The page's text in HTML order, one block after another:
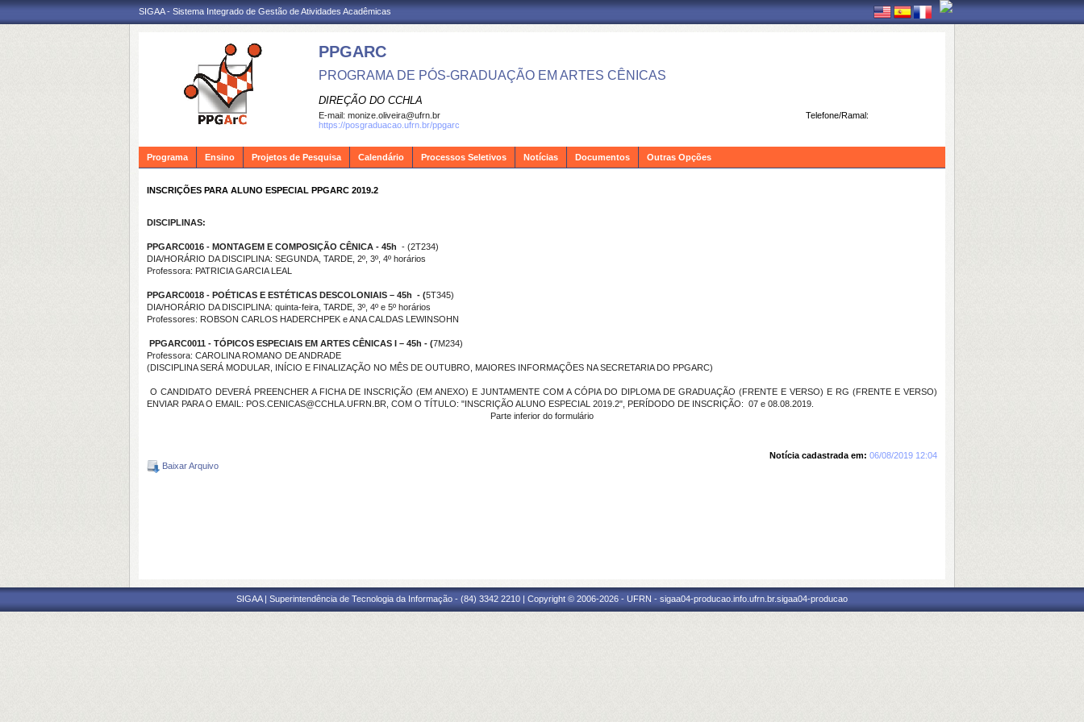
SIGAA - Sistema Integrado de Gestão de Atividades Acadêmicas
PPGARC
PROGRAMA DE PÓS-GRADUAÇÃO EM ARTES CÊNICAS
DIREÇÃO DO CCHLA
Telefone/Ramal:
E-mail: monize.oliveira@ufrn.br
https://posgraduacao.ufrn.br/ppgarc
Programa Ensino Projetos de Pesquisa Calendário Processos Seletivos Notícias Documentos Outras Opções
INSCRIÇÕES PARA ALUNO ESPECIAL PPGARC 2019.2
DISCIPLINAS:
PPGARC0016 - MONTAGEM E COMPOSIÇÃO CÊNICA - 45h - (2T234)
DIA/HORÁRIO DA DISCIPLINA: SEGUNDA, TARDE, 2º, 3º, 4º horários
Professora: PATRICIA GARCIA LEAL
PPGARC0018 - POÉTICAS E ESTÉTICAS DESCOLONIAIS – 45h - (5T345)
DIA/HORÁRIO DA DISCIPLINA: quinta-feira, TARDE, 3º, 4º e 5º horários
Professores: ROBSON CARLOS HADERCHPEK e ANA CALDAS LEWINSOHN
PPGARC0011 - TÓPICOS ESPECIAIS EM ARTES CÊNICAS I – 45h - (7M234)
Professora: CAROLINA ROMANO DE ANDRADE
(DISCIPLINA SERÁ MODULAR, INÍCIO E FINALIZAÇÃO NO MÊS DE OUTUBRO, MAIORES INFORMAÇÕES NA SECRETARIA DO PPGARC)
O CANDIDATO DEVERÁ PREENCHER A FICHA DE INSCRIÇÃO (EM ANEXO) E JUNTAMENTE COM A CÓPIA DO DIPLOMA DE GRADUAÇÃO (FRENTE E VERSO) E RG (FRENTE E VERSO)
ENVIAR PARA O EMAIL: POS.CENICAS@CCHLA.UFRN.BR, COM O TÍTULO: "INSCRIÇÃO ALUNO ESPECIAL 2019.2", PERÍDODO DE INSCRIÇÃO: 07 e 08.08.2019.
Parte inferior do formulário
Notícia cadastrada em: 06/08/2019 12:04
Baixar Arquivo
SIGAA | Superintendência de Tecnologia da Informação - (84) 3342 2210 | Copyright © 2006-2026 - UFRN - sigaa04-producao.info.ufrn.br.sigaa04-producao